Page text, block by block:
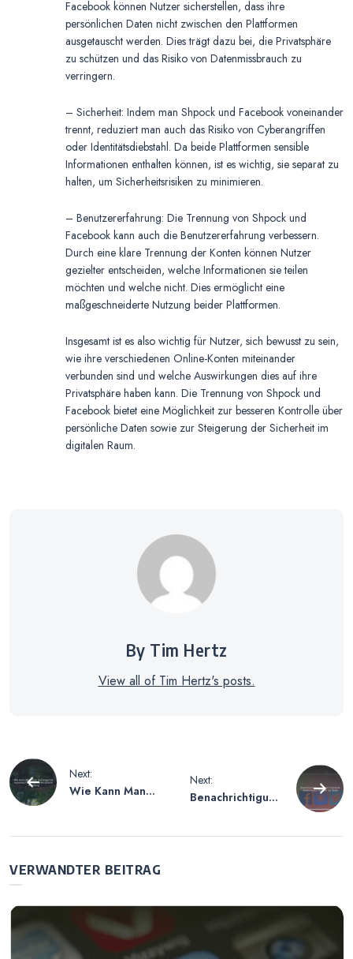
Facebook können Nutzer sicherstellen, dass ihre
persönlichen Daten nicht zwischen den Plattformen
ausgetauscht werden. Dies trägt dazu bei, die Privatsphäre
zu schützen und das Risiko von Datenmissbrauch zu
verringern.
– Sicherheit: Indem man Shpock und Facebook voneinander
trennt, reduziert man auch das Risiko von Cyberangriffen
oder Identitätsdiebstahl. Da beide Plattformen sensible
Informationen enthalten können, ist es wichtig, sie separat zu
halten, um Sicherheitsrisiken zu minimieren.
– Benutzererfahrung: Die Trennung von Shpock und
Facebook kann auch die Benutzererfahrung verbessern.
Durch eine klare Trennung der Konten können Nutzer
gezielter entscheiden, welche Informationen sie teilen
möchten und welche nicht. Dies ermöglicht eine
maßgeschneiderte Nutzung beider Plattformen.
Insgesamt ist es also wichtig für Nutzer, sich bewusst zu sein,
wie ihre verschiedenen Online-Konten miteinander
verbunden sind und welche Auswirkungen dies auf ihre
Privatsphäre haben kann. Die Trennung von Shpock und
Facebook bietet eine Möglichkeit zur besseren Kontrolle über
persönliche Daten sowie zur Steigerung der Sicherheit im
digitalen Raum.
By Tim Hertz
View all of Tim Hertz's posts.
Beitragsnavigation
Next:
Wie Kann Man
Anleitung
Next:
Benachrichtigung
VERWANDTER BEITRAG